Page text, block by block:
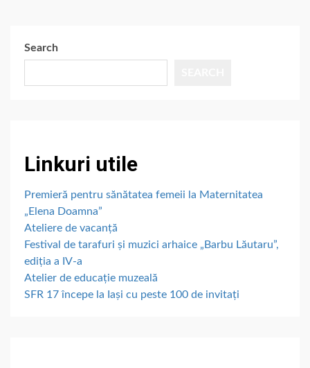
Search
Linkuri utile
Premieră pentru sănătatea femeii la Maternitatea
„Elena Doamna”
Ateliere de vacanță
Festival de tarafuri și muzici arhaice „Barbu Lăutaru”,
ediția a IV-a
Atelier de educație muzeală
SFR 17 începe la Iași cu peste 100 de invitați